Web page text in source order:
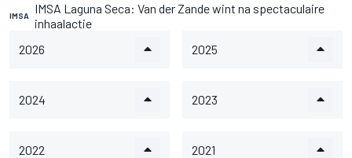
IMSA
IMSA Laguna Seca: Van der Zande wint na spectaculaire
inhaalactie
2026
2025
2024 2023
2022 2021